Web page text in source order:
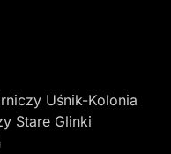
Uśnik-Kolonia
Stare Glinki